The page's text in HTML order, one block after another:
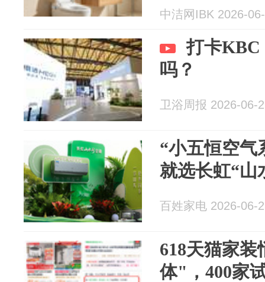
中洁网IBK 2026-
打卡KBC
吗？
卫浴周报 2026-06-
“小五恒空气
就选长虹“山
百姓家电 2026-06-
618天猫家
体"，400家